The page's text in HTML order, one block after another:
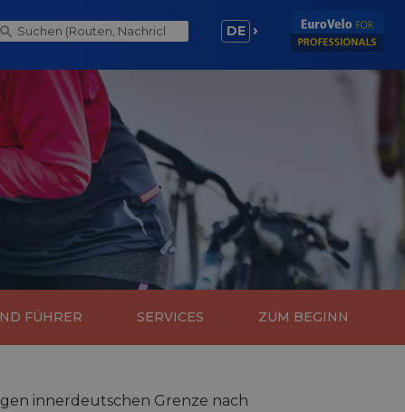
DE
FÜHRER SERVICES ZUM BEGINN
innerdeutschen Grenze nach